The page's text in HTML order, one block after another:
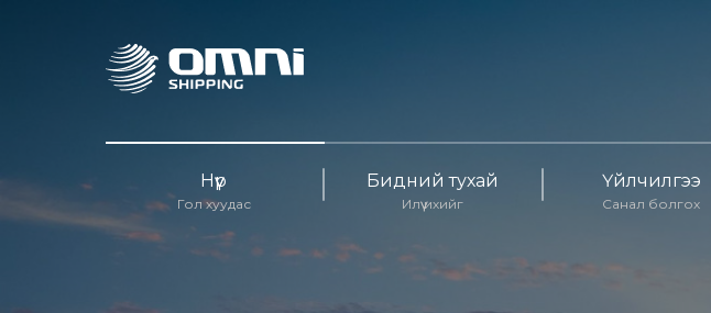
Нүүр
Гол хуудас
Бидний тухай
Илүү ихийг
Үйлчилгээ
Санал болгох